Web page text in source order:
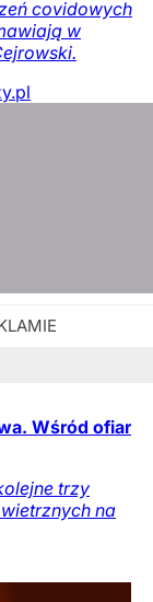
covidowych
w
Wśród ofiar
trzy
na